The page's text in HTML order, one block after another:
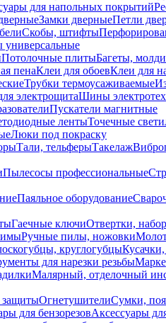
для напольных покрытий
Замки дверныеПетли
Скобы, штифты
Потолочные плитыБагеты,
пенаКлеи для обоевКлеи для
Трубки термоусаживаемые
электрощитаШины
Пускатели магнитные
лентыТочечные
Люки под покраску
Тали, тельферыТакелаж
Пылесосы профессиональные
Паяльное оборудование
Гаечные ключиОтвертки,
Ручные пилы, ножовки
круглогубцы
для нарезки резьбы
Малярный, отделочный
защитыОгнетушителиСумки,
для бензорезовАксессуары